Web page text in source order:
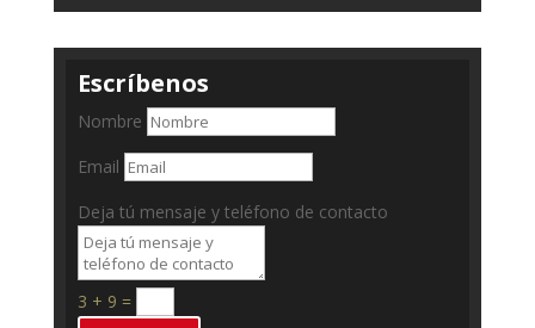
Escríbenos
Nombre
Email
Deja tú mensaje y teléfono de contacto
3 + 9 =